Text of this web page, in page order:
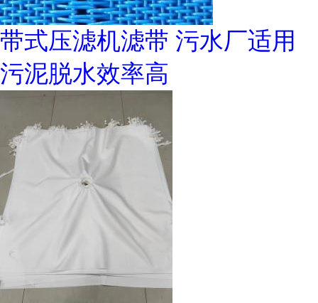
带式压滤机滤带 污水厂适用
污泥脱水效率高